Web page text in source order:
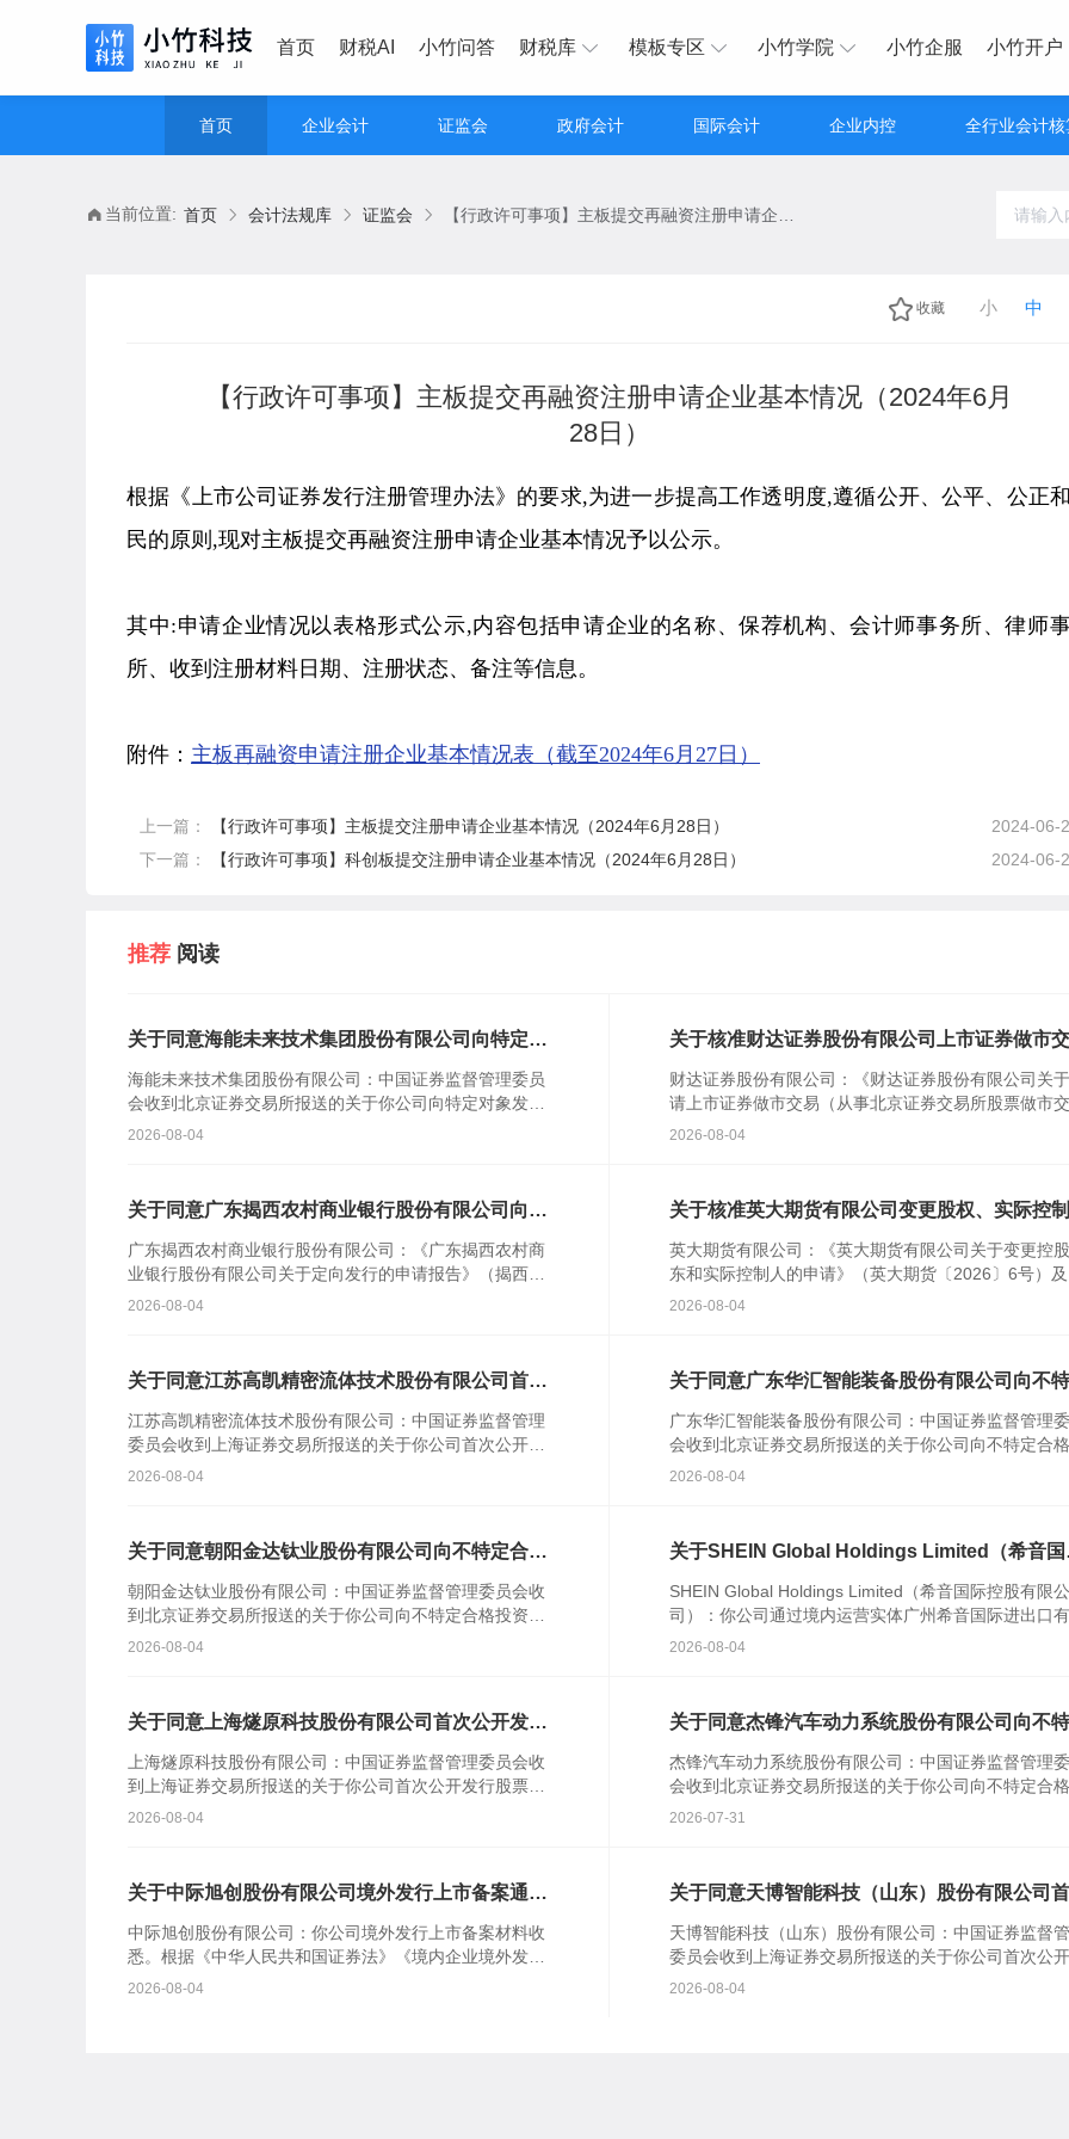
首页 财税AI 小竹问答 财税库 模板专区 小竹学院 小竹企服 小竹开户
首页 企业会计 证监会 政府会计 国际会计 企业内控 全行业会计核
当前位置: 首页 会计法规库 证监会
收藏 小 中
【行政许可事项】主板提交再融资注册申请企业基本情况（2024年6月
28日）
根据《上市公司证券发行注册管理办法》的要求,为进一步提高工作透明度,遵循公开、公平、公正
民的原则,现对主板提交再融资注册申请企业基本情况予以公示。
其中:申请企业情况以表格形式公示,内容包括申请企业的名称、保荐机构、会计师事务所、律师
所、收到注册材料日期、注册状态、备注等信息。
附件： 主板再融资申请注册企业基本情况表（截至2024年6月27日）
上一篇： 【行政许可事项】主板提交注册申请企业基本情况（2024年6月28日）
2024-06-
下一篇：
【行政许可事项】科创板提交注册申请企业基本情况（2024年6月28日） 2024-06-
推荐 阅读
关于同意海能未来技术集团股份有限公司向特定对
海能未来技术集团股份有限公司：中国证券监督管理委员
会收到北京证券交易所报送的关于你公司向特定对象发行
股票的审核意见及你公司注册申请文件。根据《中华人民
2026-08-04
关于核准财达证券股份有限公司上市证券做市
财达证券股份有限公司：《财达证券股份有限公司关
请上市证券做市交易（从事北京证券交易所股票做市交
易）业务资格的请示》(财达字〔2024〕314号)及相关
2026-08-04
关于同意广东揭西农村商业银行股份有限公司向特
广东揭西农村商业银行股份有限公司：《广东揭西农村商
业银行股份有限公司关于定向发行的申请报告》（揭西农
商行报〔2026〕110号）及相关文件收悉。根据《中华人
2026-08-04
关于核准英大期货有限公司变更股权、实际控
英大期货有限公司：《英大期货有限公司关于变更控
东和实际控制人的申请》（英大期货〔2026〕6号）及
关文件收悉。根据《中华人民共和国期货和衍生品法》
2026-08-04
关于同意江苏高凯精密流体技术股份有限公司首次
江苏高凯精密流体技术股份有限公司：中国证券监督管理
委员会收到上海证券交易所报送的关于你公司首次公开发
行股票并在科创板上市的审核意见及你公司注册申请文
2026-08-04
关于同意广东华汇智能装备股份有限公司向不
广东华汇智能装备股份有限公司：中国证券监督管理
会收到北京证券交易所报送的关于你公司向不特定合格
资者公开发行股票并在北京证券交易所上市的审核意见
2026-08-04
关于同意朝阳金达钛业股份有限公司向不特定合格
朝阳金达钛业股份有限公司：中国证券监督管理委员会收
到北京证券交易所报送的关于你公司向不特定合格投资者
公开发行股票并在北京证券交易所上市的审核意见及你公
2026-08-04
关于SHEIN Global Holdings Limited（希音国
SHEIN Global Holdings Limited（希音国际控股有限公
司）：你公司通过境内运营实体广州希音国际进出口有
公司提交的境外发行上市备案材料收...
2026-08-04
关于同意上海燧原科技股份有限公司首次公开发行
上海燧原科技股份有限公司：中国证券监督管理委员会收
到上海证券交易所报送的关于你公司首次公开发行股票并
在科创板上市的审核意见及你公司注册申请文件。根据
2026-08-04
关于同意杰锋汽车动力系统股份有限公司向不
杰锋汽车动力系统股份有限公司：中国证券监督管理
会收到北京证券交易所报送的关于你公司向不特定合格
资者公开发行股票并在北京证券交易所上市的审核意见
2026-07-31
关于中际旭创股份有限公司境外发行上市备案通知
中际旭创股份有限公司：你公司境外发行上市备案材料收
悉。根据《中华人民共和国证券法》《境内企业境外发行
证券和上市管理试行办法》等规定，我会对备案事项通知
2026-08-04
关于同意天博智能科技（山东）股份有限公司
天博智能科技（山东）股份有限公司：中国证券监督
委员会收到上海证券交易所报送的关于你公司首次公开
行股票并在主板上市的审核意见及你公司注册申请文件
2026-08-04